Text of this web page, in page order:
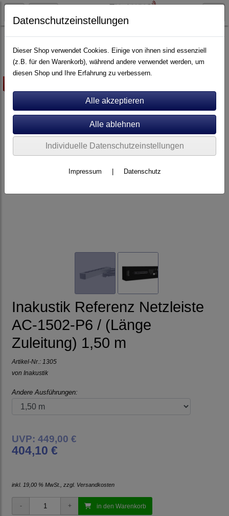
Stromversorgung
Inakustik Referenz Netzleiste
AC-1502-P6 / (Länge
Zuleitung) 1,50 m
Artikel-Nr.: 1305
von Inakustik
Andere Ausführungen:
UVP: 449,00 €
404,10 €
inkl. 19,00 % MwSt., zzgl. Versandkosten
in den Warenkorb
Datenschutzeinstellungen
Dieser Shop verwendet Cookies. Einige von ihnen sind essenziell
(z.B. für den Warenkorb), während andere verwendet werden, um
diesen Shop und Ihre Erfahrung zu verbessern.
Individuelle Datenschutzeinstellungen
Impressum Datenschutz